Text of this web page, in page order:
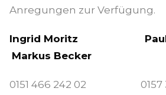
Anregungen zur Verfügung.
Ingrid Moritz
Markus Becker
0151 466 242 02 0157